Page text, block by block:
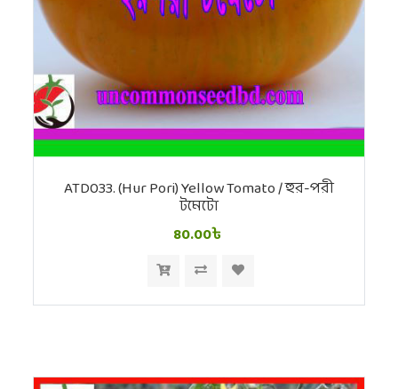
ATD033. (Hur Pori) Yellow Tomato / হুর-পরী
টমেটো
80.00৳